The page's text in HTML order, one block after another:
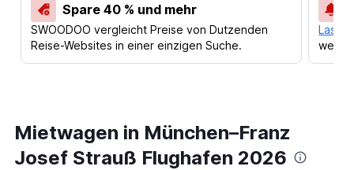
Spare 40 % und mehr
SWOODOO vergleicht Preise von Dutzenden
Reise-Websites in einer einzigen Suche.
Lass
Mietwagen in München–Franz
Josef Strauß Flughafen 2026